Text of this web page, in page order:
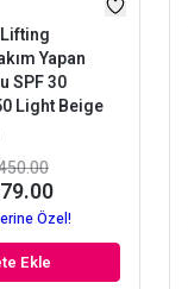
Yapan
SPF 30
Light Beige
Özel!
Ekle